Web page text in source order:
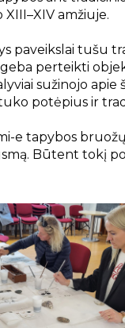
amžiuje.
paveikslai tušu
perteikti
sužinojo apie
potėpius ir
e tapybos
Būtent tokį